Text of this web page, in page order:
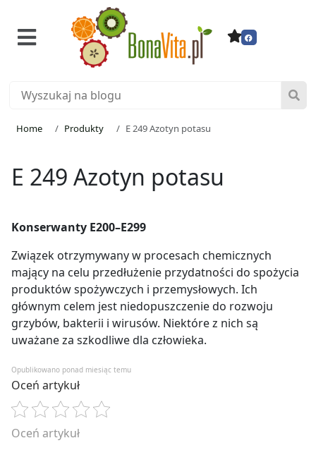
Home Produkty E 249 Azotyn potasu
E 249 Azotyn potasu
Konserwanty E200–E299
Związek otrzymywany w procesach chemicznych
mający na celu przedłużenie przydatności do spożycia
produktów spożywczych i przemysłowych. Ich
głównym celem jest niedopuszczenie do rozwoju
grzybów, bakterii i wirusów. Niektóre z nich są
uważane za szkodliwe dla człowieka.
Opublikowano ponad miesiąc temu
Oceń artykuł
Oceń artykuł